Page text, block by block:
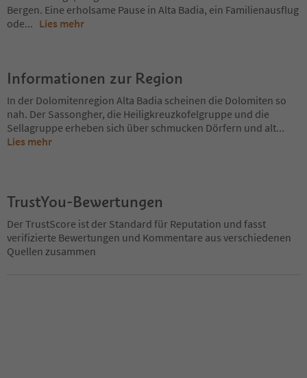
Bergen. Eine erholsame Pause in Alta Badia, ein Familienausflug
ode... Lies mehr
Informationen zur Region
In der Dolomitenregion Alta Badia scheinen die Dolomiten so
nah. Der Sassongher, die Heiligkreuzkofelgruppe und die
Sellagruppe erheben sich über schmucken Dörfern und alt...
Lies mehr
TrustYou-Bewertungen
Der TrustScore ist der Standard für Reputation und fasst
verifizierte Bewertungen und Kommentare aus verschiedenen
Quellen zusammen